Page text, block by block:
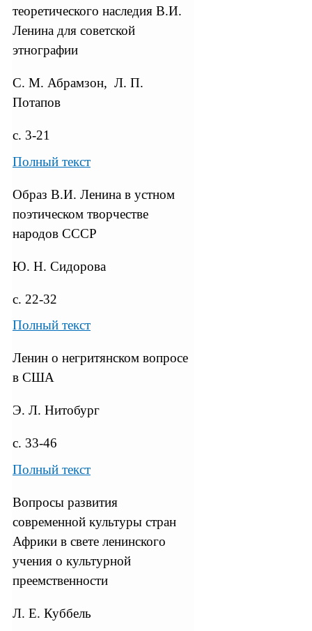
теоретического наследия В.И.
Ленина для советской
этнографии
С. М. Абрамзон, Л. П.
Потапов
с. 3-21
Полный текст
Образ В.И. Ленина в устном
поэтическом творчестве
народов СССР
Ю. Н. Сидорова
с. 22-32
Полный текст
Ленин о негритянском вопросе
в США
Э. Л. Нитобург
с. 33-46
Полный текст
Вопросы развития
современной культуры стран
Африки в свете ленинского
учения о культурной
преемственности
Л. Е. Куббель